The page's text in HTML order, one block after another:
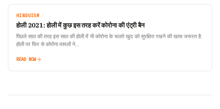
HINDUISM
होली 2021: होली में कुछ इस तरह करें कोरोना की एंट्री बैन
पिछले साल की तरह इस साल की होली में भी कोरोना के चलते खुद को सुरक्षित रखने की खास जरूरत है.
होली पर फिर से कोरोना मामलों ने…
READ NOW